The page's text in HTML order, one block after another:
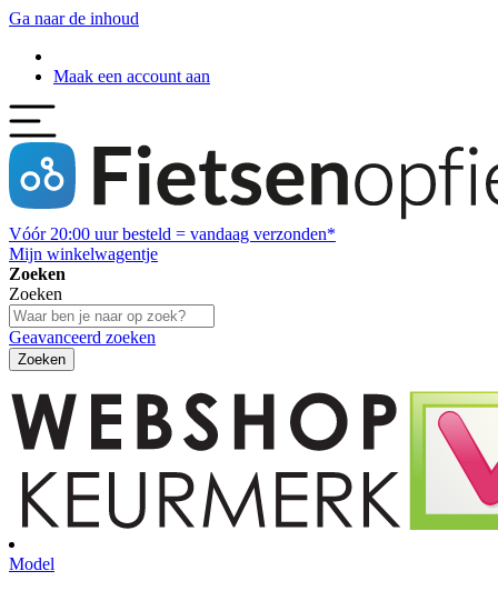
Ga naar de inhoud
Maak een account aan
Vóór 20:00 uur besteld = vandaag verzonden*
Mijn winkelwagentje
Zoeken
Zoeken
Geavanceerd zoeken
Zoeken
Model